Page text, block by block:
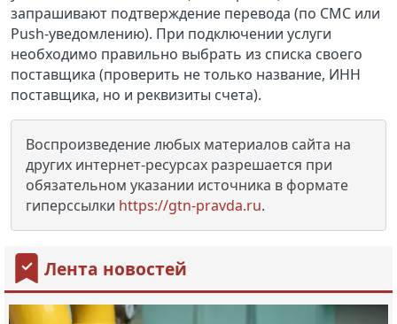
запрашивают подтверждение перевода (по СМС или
Push-уведомлению). При подключении услуги
необходимо правильно выбрать из списка своего
поставщика (проверить не только название, ИНН
поставщика, но и реквизиты счета).
Воспроизведение любых материалов сайта на
других интернет-ресурсах разрешается при
обязательном указании источника в формате
гиперссылки https://gtn-pravda.ru.
Лента новостей